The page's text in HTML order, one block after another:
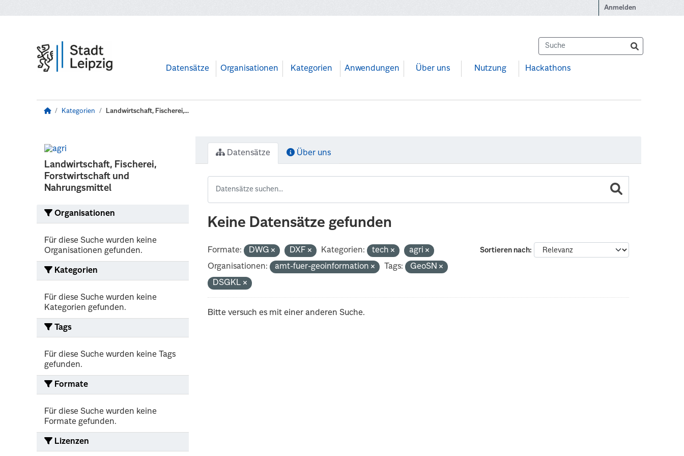
Anmelden
Datensätze Organisationen Kategorien Anwendungen Über uns Nutzung Hackathons
Kategorien Landwirtschaft, Fischerei,...
Landwirtschaft, Fischerei,
Forstwirtschaft und
Nahrungsmittel
Organisationen
Für diese Suche wurden keine
Organisationen gefunden.
Kategorien
Für diese Suche wurden keine
Kategorien gefunden.
Tags
Für diese Suche wurden keine Tags
gefunden.
Formate
Für diese Suche wurden keine
Formate gefunden.
Lizenzen
Datensätze Über uns
Keine Datensätze gefunden
Sortieren nach
Formate: DWG DXF Kategorien: tech
agri
Organisationen:
amt-fuer-geoinformation Tags:
GeoSN
DSGKL
Bitte versuch es mit einer anderen Suche.